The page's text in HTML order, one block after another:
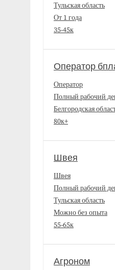
Тульская область
От 1 года
35-45к
Оператор
Оператор
Полный рабочий
Белгородская
80к+
Швея
Швея
Полный рабочий
Тульская область
Можно без опыта
55-65к
Агроном